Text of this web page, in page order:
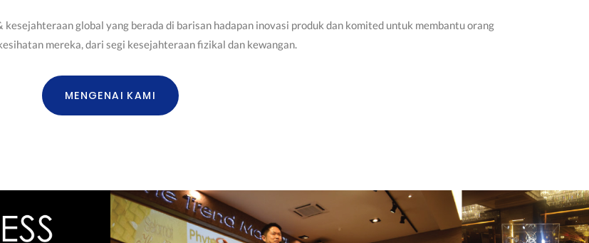
global yang berada di barisan hadapan inovasi produk dan komited untuk membantu orang
mereka, dari segi kesejahteraan fizikal dan kewangan.
MENGENAI KAMI